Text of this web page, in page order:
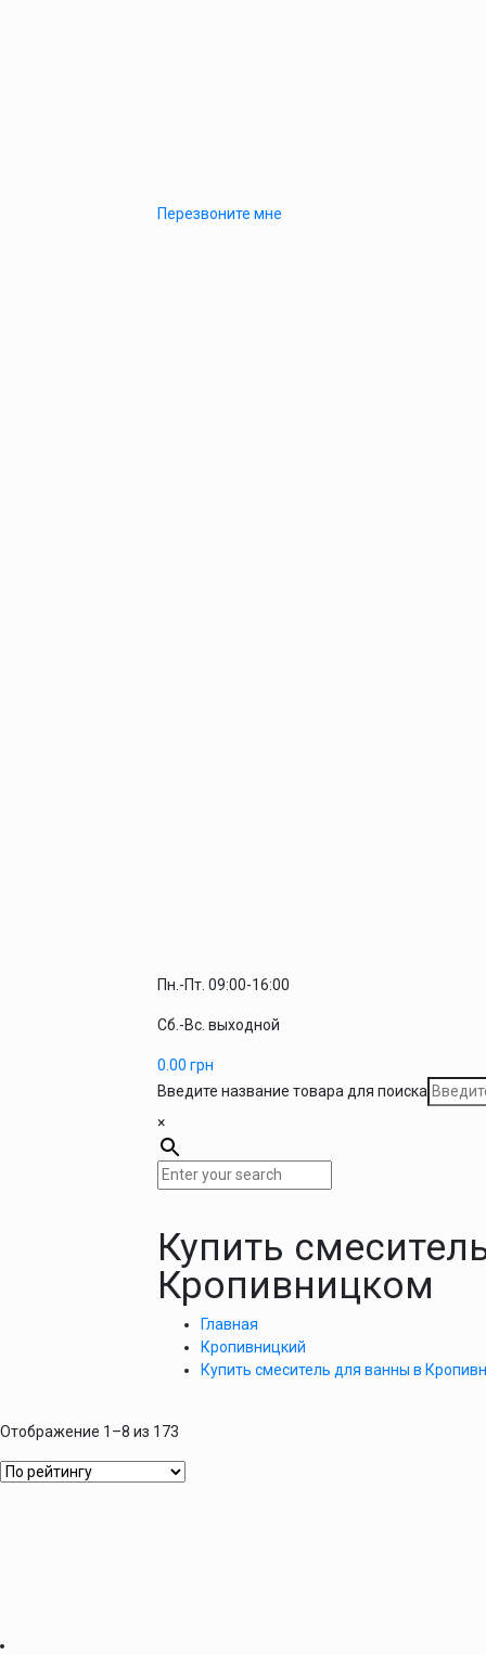
Перезвоните мне
Пн.-Пт. 09:00-16:00
Сб.-Вс. выходной
0.00 грн
Введите название товара для поиска
×
Купить
Кропивницком
Главная
Кропивницкий
Купить смеситель для ванны в
Отображение 1–8 из 173